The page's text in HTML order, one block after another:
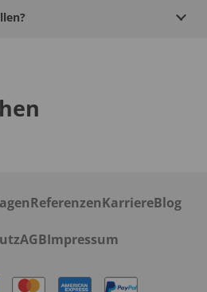
ReferenzenKarriereBlog
AGBImpressum